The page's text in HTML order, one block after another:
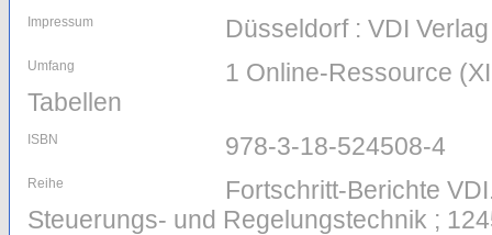
Impressum Düsseldorf : VDI
Umfang
1 Online-Ressource
Tabellen
ISBN 978-3-18-524508-4
Reihe
Fortschritt-Berichte
Steuerungs- und Regelungstechnik ;